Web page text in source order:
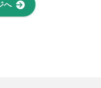
へ